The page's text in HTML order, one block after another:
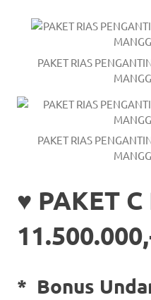
good
luxury
replica
men's
https://
PAKET RIAS
PAKET RIAS
♥ PAKET C
* Bonus